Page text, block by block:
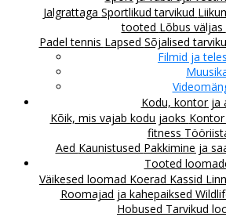
Jalgrattaga Sportlikud tarvikud
tooted Lõbus väljas
Padel tennis Lapsed Sõjalised
Filmid ja
Kodu, kontor ja
Kõik, mis vajab kodu jaoks Kontor
fitness
Aed Kaunistused Pakkimine ja
Tooted
Väikesed loomad Koerad Kassid
Roomajad ja kahepaiksed
Hobused Tarvikud